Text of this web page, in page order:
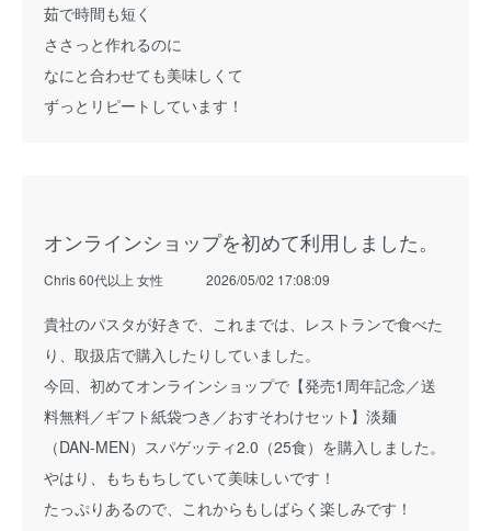
茹で時間も短く
ささっと作れるのに
なにと合わせても美味しくて
ずっとリピートしています！
オンラインショップを初めて利用しました。
Chris 60代以上 女性 2026/05/02 17:08:09
貴社のパスタが好きで、これまでは、レストランで食べた
り、取扱店で購入したりしていました。
今回、初めてオンラインショップで【発売1周年記念／送
料無料／ギフト紙袋つき／おすそわけセット】淡麺
（DAN-MEN）スパゲッティ2.0（25食）を購入しました。
やはり、もちもちしていて美味しいです！
たっぷりあるので、これからもしばらく楽しみです！